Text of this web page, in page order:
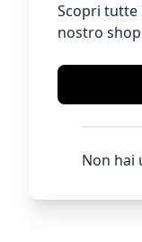
Scopri tutte
nostro
Non hai